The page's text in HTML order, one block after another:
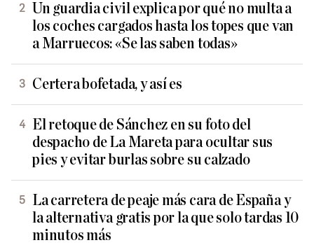
Un guardia civil explica por qué no multa a
los coches cargados hasta los topes que van
a Marruecos: «Se las saben todas»
Certera bofetada, y así es
El retoque de Sánchez en su foto del
despacho de La Mareta para ocultar sus
pies y evitar burlas sobre su calzado
La carretera de peaje más cara de España y
la alternativa gratis por la que solo tardas 10
minutos más